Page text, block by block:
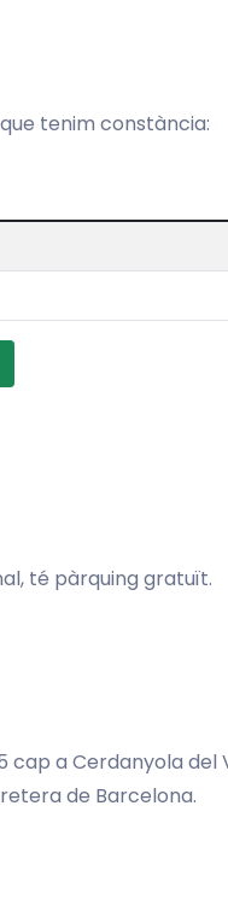
tenim constància:
té pàrquing gratuït.
cap a Cerdanyola del
de Barcelona.